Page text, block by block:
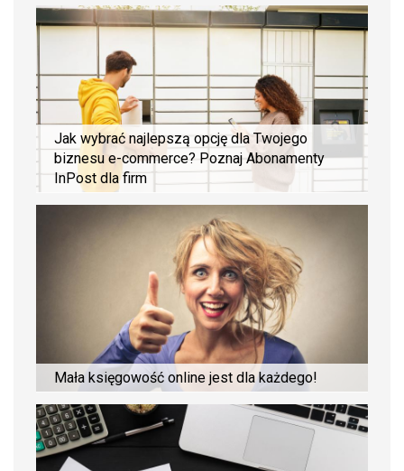
Jak wybrać najlepszą opcję dla Twojego
biznesu e-commerce? Poznaj Abonamenty
InPost dla firm
Mała księgowość online jest dla każdego!